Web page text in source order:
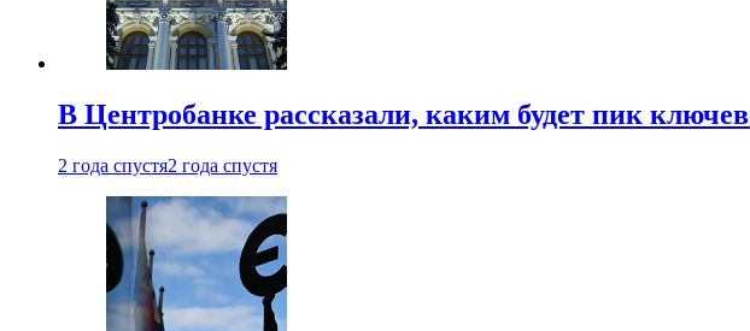
В Центробанке рассказали, каким будет пик
2 года спустя2 года спустя